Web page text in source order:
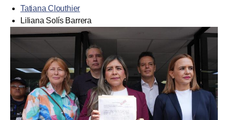
Tatiana Clouthier
Liliana Solís Barrera